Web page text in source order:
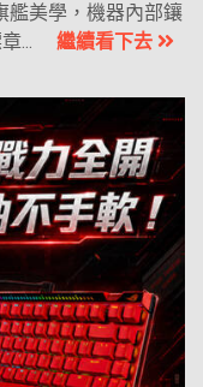
艦美學，機器內部鑲
章... 繼續看下去